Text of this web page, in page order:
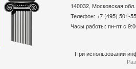
140032, Московская
Телефон: +7 (495)
Часы работы: пн-пт с
При использовании